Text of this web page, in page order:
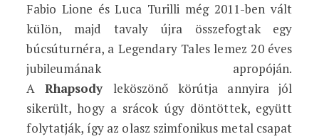
Fabio Lione és Luca Turilli még 2011-ben vált
külön, majd tavaly újra összefogtak egy
búcsúturnéra, a Legendary Tales lemez 20 éves
jubileumának apropóján.
A Rhapsody leköszönő körútja annyira jól
sikerült, hogy a srácok úgy döntöttek, együtt
folytatják, így az olasz szimfonikus metal csapat